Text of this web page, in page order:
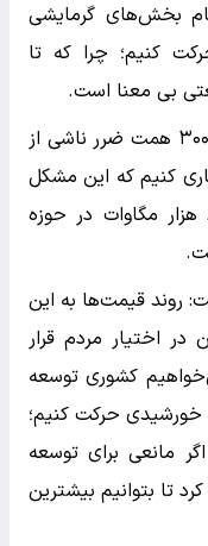
بخش‌های گرمایشی
کنیم؛ چرا که تا
بی معنا است.
وی با بیان اینکه سال گذشته بیش از ۳۰۰ همت ضرر ناشی از
کنیم که این مشکل
حل شود، گفت: تاکنون نزدیک به ۸۰ هزار مگاوات در حوزه
روند قیمت‌ها به این
در اختیار مردم قرار
کشوری توسعه
خورشیدی حرکت کنیم؛
مانعی برای توسعه
تا بتوانیم بیشترین